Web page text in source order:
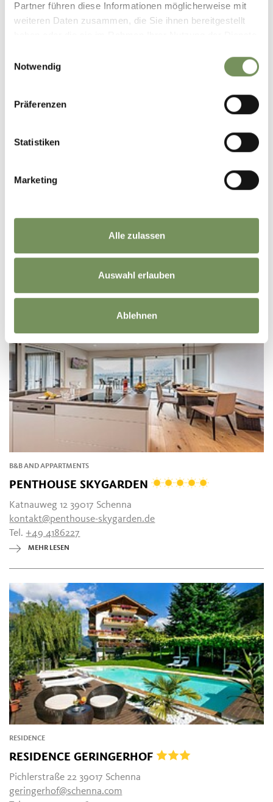
Partner führen diese Informationen möglicherweise mit
weiteren Daten zusammen, die Sie ihnen bereitgestellt
Notwendig
Präferenzen
Statistiken
Marketing
Alle zulassen
Auswahl erlauben
Ablehnen
Schennaerstraße 29 39017 Schenna
Tel.+39 0473 945539
B&B AND APPARTMENTS
PENTHOUSE SKYGARDEN
Katnauweg 12 39017 Schenna
kontakt@penthouse-skygarden.de
Tel.+49 4186227
MEHR LESEN
RESIDENCE
RESIDENCE GERINGERHOF
Pichlerstraße 22 39017 Schenna
geringerhof@schenna.com